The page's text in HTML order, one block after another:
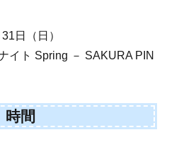
日（日）
イト Spring － SAKURA PIN
時間